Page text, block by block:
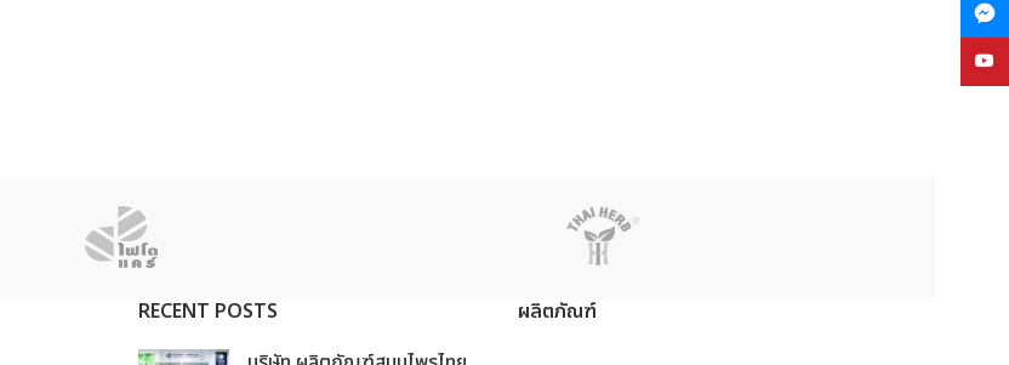
RECENT POSTS
ผลิตภัณฑ์